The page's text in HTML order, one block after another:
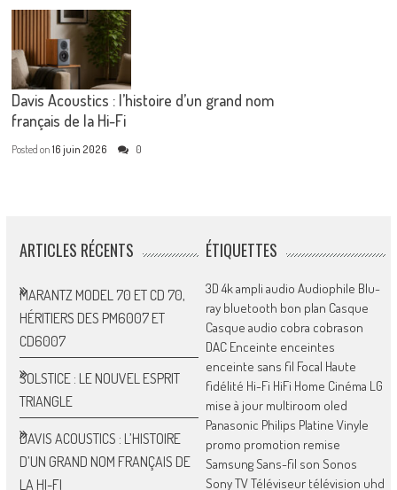
Davis Acoustics : l’histoire d’un grand nom
français de la Hi-Fi
Posted on16 juin 2026 0
ARTICLES RÉCENTS
MARANTZ MODEL 70 ET CD 70,
HÉRITIERS DES PM6007 ET
CD6007
SOLSTICE : LE NOUVEL ESPRIT
TRIANGLE
DAVIS ACOUSTICS : L’HISTOIRE
D’UN GRAND NOM FRANÇAIS DE
LA HI-FI
ÉTIQUETTES
3D 4kampli audio Audiophile Blu-
ray bluetooth bon plan Casque
Casque audio cobra cobrason
DAC Enceinte enceintes
enceinte sans fil Focal Haute
fidélité Hi-Fi HiFi Home Cinéma LG
mise à jour multiroom oled
Panasonic Philips Platine Vinyle
promo promotion remise
SamsungSans-fil son Sonos
SonyTVTéléviseur télévision uhd